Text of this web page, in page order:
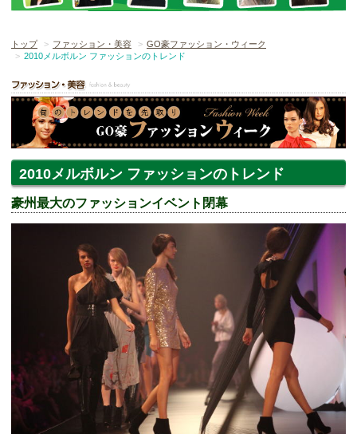
トップ ファッション・美容
GO豪ファッション・ウィーク
2010メルボルン ファッションのトレンド
2010メルボルン ファッションのトレンド
豪州最大のファッションイベント閉幕